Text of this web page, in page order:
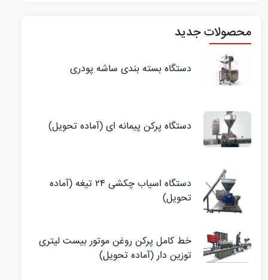
محصولات جدید
دستگاه بسته بندی ساشه پودری
دستگاه پرکن پیمانه ای (آماده تحویل)
دستگاه اسیاب چکشی ۲۴ تیغه (آماده
تحویل)
خط کامل پرکن روغن موتور بیست لیتری
توزین دار (آماده تحویل)